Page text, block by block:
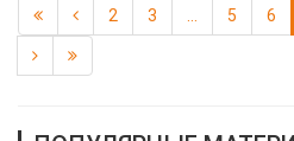
2 3 5 6